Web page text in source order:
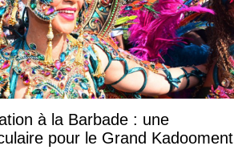
à la Barbade : une
pour le Grand Kadooment